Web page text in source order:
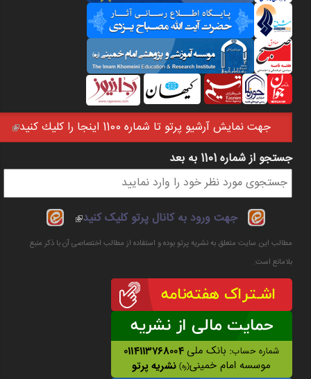
جهت نمايش آرشيو پرتو تا شماره 1100 اينجا را كليك كنيد
فرم جستجو
جستجو از شماره 1101 به بعد
جهت ورود به کانال پرتو کلیک کنید
(link is
external)
مطالب این سایت متعلق به نشریه پرتو بوده و استفاده از مطالب اختصاصی آن با ذکر منبع
بلامانع است.